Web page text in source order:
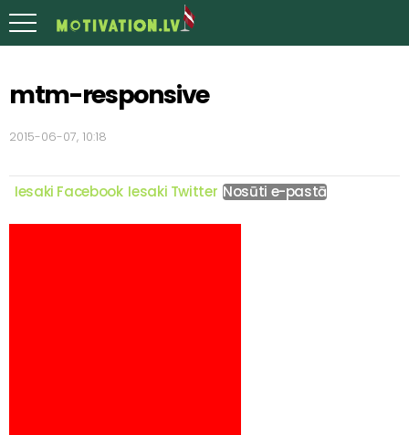
mtm-responsive
2015-06-07, 10:18
Iesaki Facebook Iesaki Twitter Nosūti e-pastā